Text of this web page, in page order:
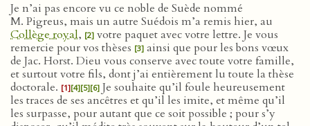
Je n’ai pas encore vu ce noble de Suède nommé
M. Pigreus, mais un autre Suédois m’a remis hier, au
Collège royal, [2] votre paquet avec votre lettre. Je vous
remercie pour vos thèses [3] ainsi que pour les bons vœux
de Jac. Horst. Dieu vous conserve avec toute votre famille,
et surtout votre fils, dont j’ai entièrement lu toute la thèse
doctorale. [1][4][5][6] Je souhaite qu’il foule heureusement
les traces de ses ancêtres et qu’il les imite, et même qu’il
les surpasse, pour autant que ce soit possible ; pour s’y